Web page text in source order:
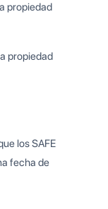
propiedad
propiedad
los SAFE
fecha de